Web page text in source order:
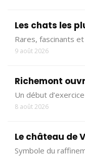
Les chats les
Rares, fascinants
9 août 2026
Richemont
Un début
8 août 2026
Le château de
Symbole du